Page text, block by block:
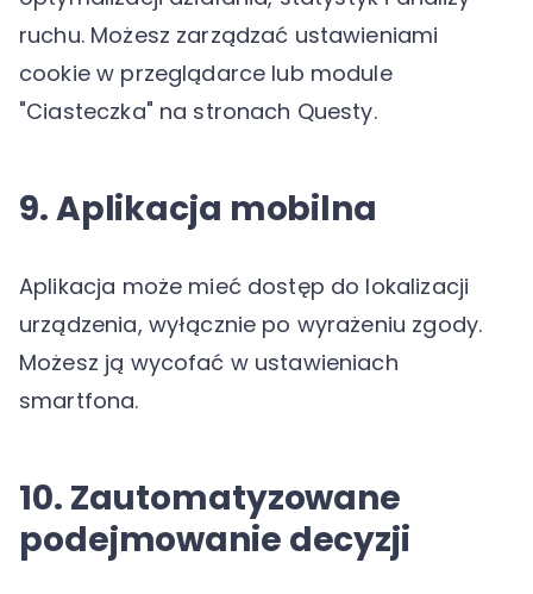
ruchu. Możesz zarządzać ustawieniami
cookie w przeglądarce lub module
"Ciasteczka" na stronach Questy.
9. Aplikacja mobilna
Aplikacja może mieć dostęp do lokalizacji
urządzenia, wyłącznie po wyrażeniu zgody.
Możesz ją wycofać w ustawieniach
smartfona.
10. Zautomatyzowane
podejmowanie decyzji